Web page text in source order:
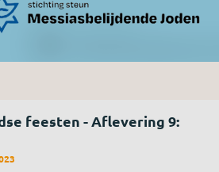
En met uw hulp kunnen wij
Bekijk de voordelen
feesten - Aflevering 9: